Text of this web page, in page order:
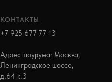
КОНТАКТЫ
+7 925 677 77-13
Адрес шоурума: Москва,
Ленинградское шоссе,
д.64 к.3